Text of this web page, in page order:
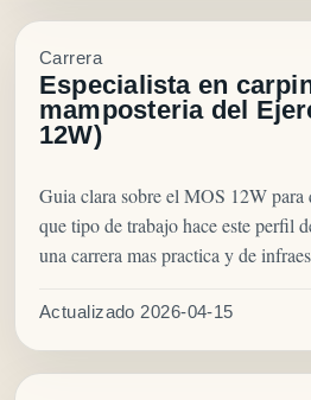
Carrera
Especialista en
mamposteria del
12W)
Guia clara sobre el MOS 12W para
que tipo de trabajo hace este perfil
una carrera mas practica y de
Actualizado 2026-04-15